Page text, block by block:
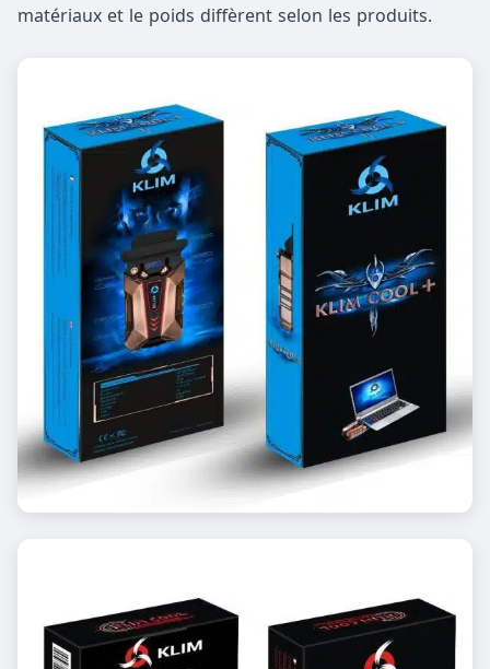
matériaux et le poids diffèrent selon les produits.